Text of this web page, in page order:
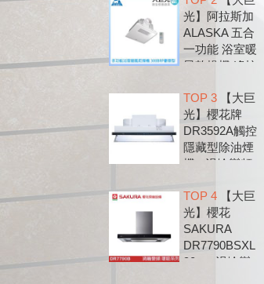
光】阿拉斯加
ALASKA 五合
一功能 浴室暖
風乾燥機 遙控
TOP 3【大巨
光】櫻花牌
DR3592A觸控
隱藏型除油煙
機 - 渦輪變頻
TOP 4【大巨
光】櫻花
SAKURA
DR7790BSXL
90cm 渦輪變